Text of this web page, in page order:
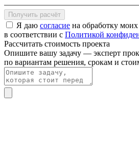
Получить расчёт
Я даю согласие на обработку
в соответствии с Политикой
Рассчитать стоимость проекта
Опишите вашу задачу — эксперт
по вариантам решения, срокам и